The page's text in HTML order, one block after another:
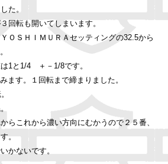
た。
回転も開いてしまいます。
ＯＳＨＩＭＵＲＡセッティングの32.5から
1と1/4 ＋－1/8です。
ます。１回転まで締まりました。
らこれから濃い方向にむかうので２５番、
。
かないです。